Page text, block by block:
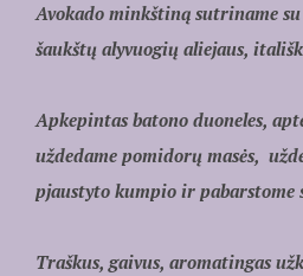
Avokado minkštiną sutriname
šaukštų alyvuogių aliejaus,
Apkepintas batono duoneles,
uždedame pomidorų masės,
pjaustyto kumpio ir pabarstome
Traškus, gaivus, aromatingas